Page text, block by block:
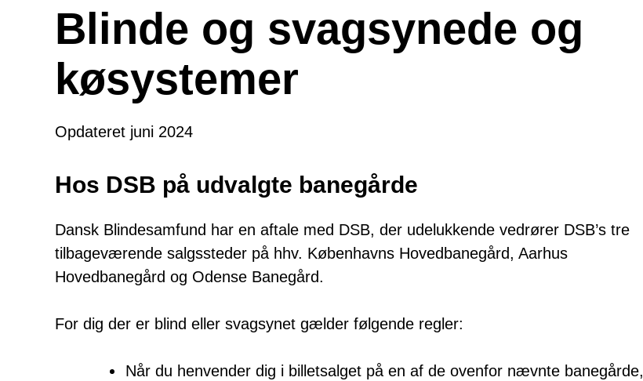
her:
Blinde og svagsynede og
køsystemer
Opdateret juni 2024
Hos DSB på udvalgte banegårde
Dansk Blindesamfund har en aftale med DSB, der udelukkende vedrører DSB’s tre
tilbageværende salgssteder på hhv. Københavns Hovedbanegård, Aarhus
Hovedbanegård og Odense Banegård.
For dig der er blind eller svagsynet gælder følgende regler:
Når du henvender dig i billetsalget på en af de ovenfor nævnte banegårde,